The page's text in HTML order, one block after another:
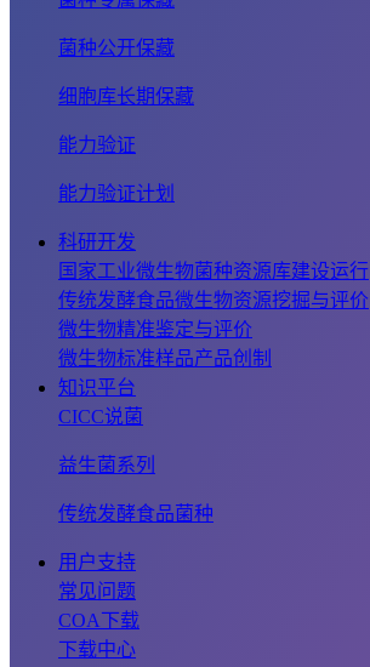
菌种公开保藏
细胞库长期保藏
能力验证
能力验证计划
科研开发
国家工业微生物菌种资源库建设运行
传统发酵食品微生物资源挖掘与评价
微生物精准鉴定与评价
微生物标准样品产品创制
知识平台
CICC说菌
益生菌系列
传统发酵食品菌种
用户支持
常见问题
COA下载
下载中心